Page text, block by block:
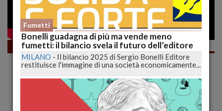
Fumetti
Dragonero Speciale 16 – Il laboratorio del
Tecnocrate: un nuovo ciclo tra misteri,
tecnologia e pote
Fumetti
Bonelli guadagna di più ma vende meno
fumetti: il bilancio svela il futuro dell’editore
MILANO - Il bilancio 2025 di Sergio Bonelli Editore
restituisce l'immagine di una società economicamente...